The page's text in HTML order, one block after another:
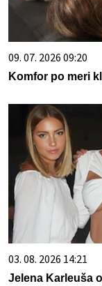
09. 07. 2026 09:20
Komfor po meri
03. 08. 2026 14:21
Jelena Karleuša